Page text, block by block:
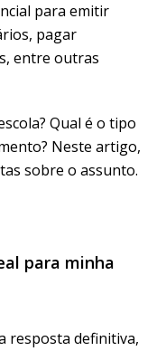
para emitir
pagar
entre outras
Qual é o tipo
Neste artigo,
sobre o assunto.
para minha
resposta definitiva,